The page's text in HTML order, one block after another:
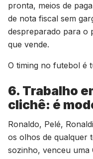
pronta, meios de
de nota fiscal sem
despreparado para o
que vende.
O timing no futebol é
6. Trabalho
clichê: é
Ronaldo, Pelé,
os olhos de qualquer
sozinho, venceu uma